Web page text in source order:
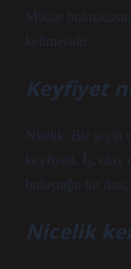
Miktar
kelimesidir.
Keyfiyet
Nitelik: Bir şeyin
keyfiyeti. İş, olay
buluştuğu bir dua,
Nicelik